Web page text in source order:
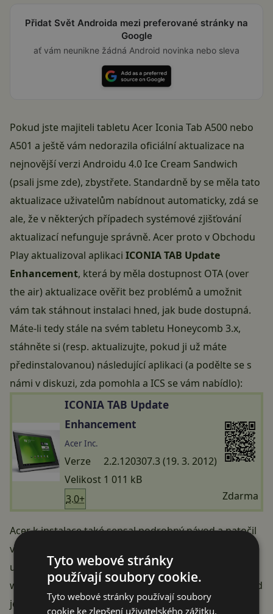
Přidat Svět Androida mezi preferované stránky na
Google
ať vám neunikne žádná Android novinka nebo sleva
Pokud jste majiteli tabletu Acer Iconia Tab A500 nebo
A501 a ještě vám nedorazila oficiální aktualizace na
nejnovější verzi Androidu 4.0 Ice Cream Sandwich
(psali jsme zde), zbystřete. Standardně by se měla tato
aktualizace uživatelům nabídnout automaticky, zdá se
ale, že v některých případech systémové zjišťování
aktualizací nefunguje správně. Acer proto v Obchodu
Play aktualizoval aplikaci ICONIA TAB Update
Enhancement, která by měla dostupnost OTA (over
the air) aktualizace ověřit bez problémů a umožnit
vám tak stáhnout instalaci hned, jak bude dostupná.
Máte-li tedy stále na svém tabletu Honeycomb 3.x,
stáhněte si (resp. aktualizujte, pokud ji už máte
předinstalovanou) následující aplikaci (a podělte se s
námi v diskuzi, zda pomohla a ICS se vám nabídlo):
ICONIA TAB Update
Enhancement
Acer Inc.
Verze
2.2.120307.3 (19. 3. 2012)
Velikost 1 011 kB
3.0+
Zdarma
Acer k instalace takésepsal podrobný návoda natočil
video (ačkoliv vy víte, že vám stačí kliknout ve výše
uvedené tabulce na Zdarma nebo QR kód a poté z
webového Obchodu Play obyčejně nainstalovat. Návod
je tak zjevně cílen na uživatele, kteří vidí Android
Tyto webové stránky
používají soubory cookie.
Tyto webové stránky používají soubory
cookie ke zlepšení uživatelského zážitku.